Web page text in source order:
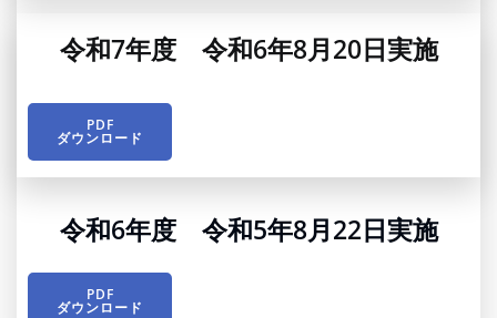
令和7年度 令和6年8月20日実施
PDF
ダウンロード
令和6年度 令和5年8月22日実施
PDF
ダウンロード